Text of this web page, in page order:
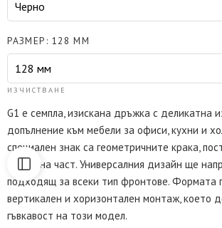
РАЗМЕР 128 ММ
ИЗЧИСТВАНЕ
G1 е семпла, изискана дръжка с деликатна
допълнение към мебели за офиси, кухни и
специален знак са геометричните крака,
заоблена част. Универсалния дизайн ще
подходящ за всеки тип фронтове. Формата
вертикален и хоризонтален монтаж, което
гъвкавост на този модел.